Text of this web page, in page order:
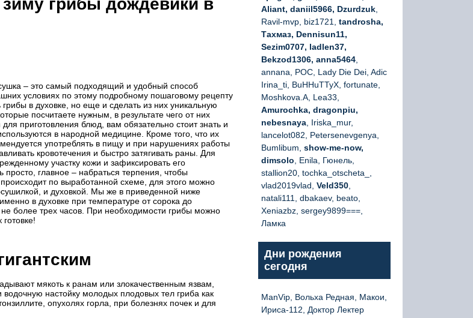
грибы дождевики в
– это самый подходящий и удобный способ
условиях по этому подробному пошаговому рецепту
в духовке, но еще и сделать из них уникальную
посчитаете нужным, в результате чего от них
приготовления блюд, вам обязательно стоит знать и
в народной медицине. Кроме того, что их
употреблять в пищу и при нарушениях работы
кровотечения и быстро затягивать раны. Для
участку кожи и зафиксировать его
просто, главное – набраться терпения, чтобы
по выработанной схеме, для этого можно
и духовкой. Мы же в приведенной ниже
в духовке при температуре от сорока до
более трех часов. При необходимости грибы можно
мякоть к ранам или злокачественным язвам,
настойку молодых плодовых тел гриба как
опухолях горла, при болезнях почек и для
Aliant, daniil5966, Dzurdzuk
Ravil-mvp, biz1721, tandrosha,
Тахмаз, Dennisun11,
Sezim0707, ladlen37,
Bekzod1306, anna5464
annana, РОС, Lady Die Dei, Adic
Irina_ti, BuHHuTTyX, fortunate,
Moshkova.A, Lea33,
Amurochka, dragonpiu,
nebesnaya , Iriska_mur,
lancelot082, Petersenevgenya,
Bumlibum, show-me-now,
dimsolo , Enila, Гюнель,
stallion20, tochka_otscheta_,
vlad2019vlad, Veld350
natali111, dbakaev, beato,
Xeniazbz, sergey9899===,
Ламка
Дни рождения
сегодня
ManVip, Вольха Редная, Макои,
Ириса-112, Доктор Лектер